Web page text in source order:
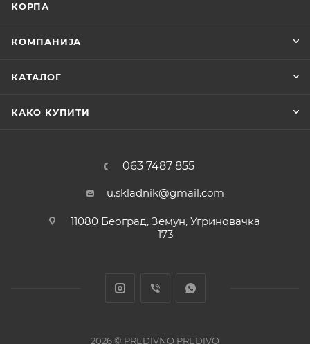
КОРПА
КОМПАНИЈА
КАТАЛОГ
КАКО КУПИТИ
063 7487 855
u.skladnik@gmail.com
11080 Београд, Земун, Угриновачка
173
2026 © PREDIVNO PREDIVO